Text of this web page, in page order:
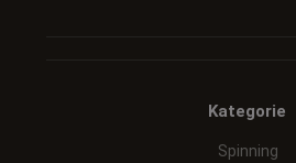
Kategorie
Spinning